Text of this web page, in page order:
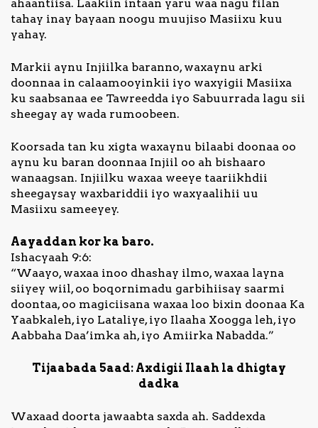
ahaantiisa. Laakiin intaan yaru waa nagu filan
tahay inay bayaan noogu muujiso Masiixu kuu
yahay.
Markii aynu Injiilka baranno, waxaynu arki
doonnaa in calaamooyinkii iyo waxyigii Masiixa
ku saabsanaa ee Tawreedda iyo Sabuurrada lagu sii
sheegay ay wada rumoobeen.
Koorsada tan ku xigta waxaynu bilaabi doonaa oo
aynu ku baran doonnaa Injiil oo ah bishaaro
wanaagsan. Injiilku waxaa weeye taariikhdii
sheegaysay waxbariddii iyo waxyaalihii uu
Masiixu sameeyey.
Aayaddan kor ka baro.
Ishacyaah 9:6:
“Waayo, waxaa inoo dhashay ilmo, waxaa layna
siiyey wiil, oo boqornimadu garbihiisay saarmi
doontaa, oo magiciisana waxaa loo bixin doonaa Ka
Yaabkaleh, iyo Lataliye, iyo Ilaaha Xoogga leh, iyo
Aabbaha Daa’imka ah, iyo Amiirka Nabadda.”
Tijaabada 5aad: Axdigii Ilaah la dhigtay
dadka
Waxaad doorta jawaabta saxda ah. Saddexda